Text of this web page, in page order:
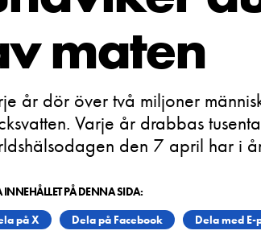
maten
år dör över två miljoner
Varje år drabbas
den 7 april har i
INNEHÅLLET PÅ DENNA SIDA:
på X
Dela på Facebook Dela med E-